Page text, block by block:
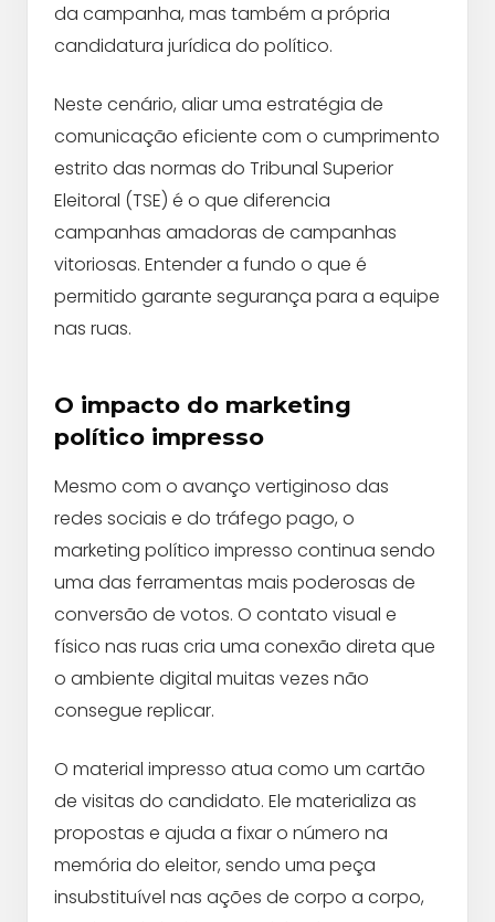
da campanha, mas também a própria
candidatura jurídica do político.
Neste cenário, aliar uma estratégia de
comunicação eficiente com o cumprimento
estrito das normas do Tribunal Superior
Eleitoral (TSE) é o que diferencia
campanhas amadoras de campanhas
vitoriosas. Entender a fundo o que é
permitido garante segurança para a equipe
nas ruas.
O impacto do marketing
político impresso
Mesmo com o avanço vertiginoso das
redes sociais e do tráfego pago, o
marketing político impresso continua sendo
uma das ferramentas mais poderosas de
conversão de votos. O contato visual e
físico nas ruas cria uma conexão direta que
o ambiente digital muitas vezes não
consegue replicar.
O material impresso atua como um cartão
de visitas do candidato. Ele materializa as
propostas e ajuda a fixar o número na
memória do eleitor, sendo uma peça
insubstituível nas ações de corpo a corpo,